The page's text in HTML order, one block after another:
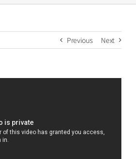
Previous Next